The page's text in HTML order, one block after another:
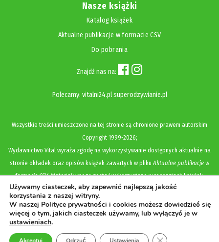
Nasze książki
Katalog książek
Aktualne publikacje w formacie CSV
Do pobrania
Znajdź nas na:
Polecamy: vitalni24.pl superodzywianie.pl
Wszystkie treści umieszczone na tej stronie są chronione prawem autorskim
Copyright1999-2026;
Wydawnictwo Vital wyraża zgodę na wykorzystywanie dostępnych aktualnie na
stronie okładek oraz opisów książek zawartych w plikuAktualne publikacje w
formacie CSV. Materiały mogą zostać wykorzystane w recenzjach książek,
katalogach internetowych, bibliotecznych (OPAC) oraz materiałach promujących
legalną dystrybucję książek. Usunięcie materiału z ww. strony internetowej,
równoznaczne jest z cofnięciem udzielonej zgody.
Polityka prywatności i cookies
Używamy ciasteczek, aby zapewnić najlepszą jakość
korzystania z naszej witryny.
W naszej Polityce prywatności i cookies możesz dowiedzieć się
więcej o tym, jakich ciasteczek używamy, lub wyłączyć je w
ustawieniach.
Zamknij panel